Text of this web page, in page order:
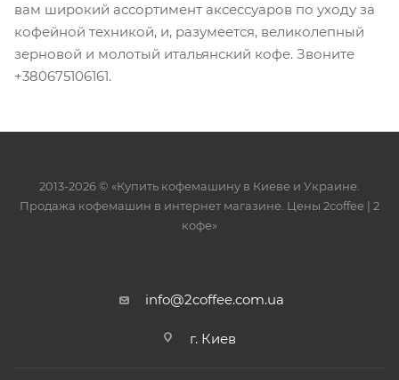
вам широкий ассортимент аксессуаров по уходу за
кофейной техникой, и, разумеется, великолепный
зерновой и молотый итальянский кофе. Звоните
+380675106161.
2013-2026 © «Купить кофемашину в Киеве и Украине.
Продажа кофемашин в интернет магазине. Цены 2сoffee | 2
кофе»
info@2coffee.com.ua
г. Киев